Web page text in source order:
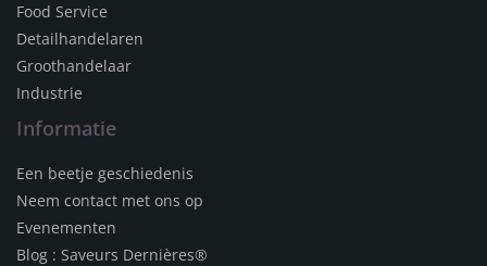
Food Service
Detailhandelaren
Groothandelaar
Industrie
Informatie
Een beetje geschiedenis
Neem contact met ons op
Evenementen
Blog : Saveurs Dernières®